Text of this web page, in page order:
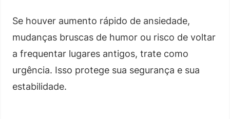
Se houver aumento rápido de ansiedade,
mudanças bruscas de humor ou risco de voltar
a frequentar lugares antigos, trate como
urgência. Isso protege sua segurança e sua
estabilidade.